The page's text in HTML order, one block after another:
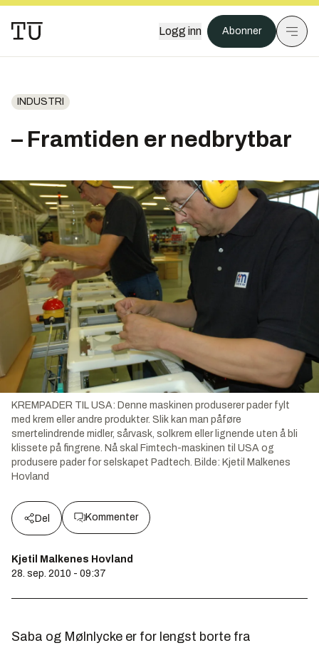
Logg inn Abonner
INDUSTRI
– Framtiden er nedbrytbar
KREMPADER TIL USA: Denne maskinen produserer pader fylt
med krem eller andre produkter. Slik kan man påføre
smertelindrende midler, sårvask, solkrem eller lignende uten å bli
klissete på fingrene. Nå skal Fimtech-maskinen til USA og
produsere pader for selskapet Padtech. Bilde: Kjetil Malkenes
Hovland
Del Kommenter
Kjetil Malkenes Hovland
28. sep. 2010 - 09:37
Saba og Mølnlycke er for lengst borte fra